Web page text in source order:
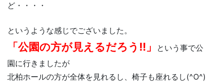
ど・・・・
というような感じでございました。
「公園の方が見えるだろう!!」
という事で公
園に行きましたが
北柏ホールの方が全体を見れるし、椅子も座れるし(^O^)